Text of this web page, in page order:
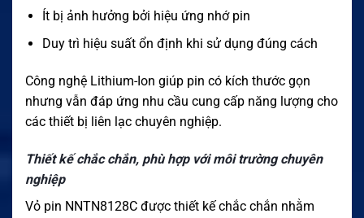
Ít bị ảnh hưởng bởi hiệu ứng nhớ pin
Duy trì hiệu suất ổn định khi sử dụng đúng cách
Công nghệ Lithium-Ion giúp pin có kích thước gọn
nhưng vẫn đáp ứng nhu cầu cung cấp năng lượng cho
các thiết bị liên lạc chuyên nghiệp.
Thiết kế chắc chắn, phù hợp với môi trường chuyên
nghiệp
Vỏ pin NNTN8128C được thiết kế chắc chắn nhằm